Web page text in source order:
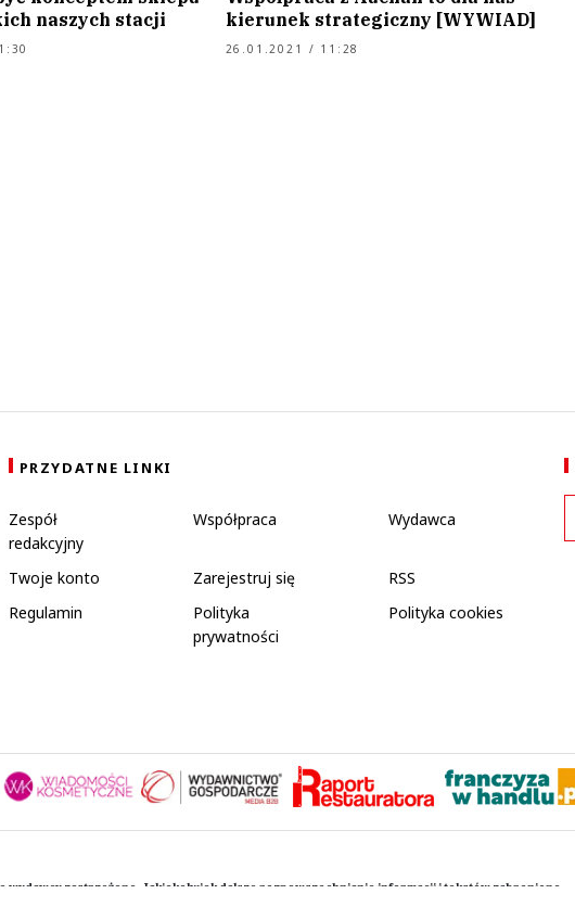
naszych stacji
kierunek strategiczny [WYWIAD]
26.01.2021 / 11:28
PRZYDATNE LINKI
Zespół
redakcyjny
Współpraca Wydawca
Twoje konto Zarejestruj się
RSS
Regulamin
Polityka
prywatności
Polityka cookies
wydawcy zastrzeżone. Jakiekolwiek dalsze rozpowszechnianie informacji i tekstów zabronione.